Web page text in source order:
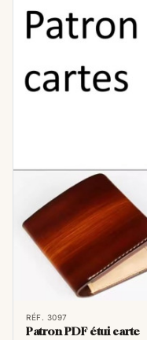
vous soyez un
un débutant,
libre cours à
RÉF. 3097
Patron PDF étui carte